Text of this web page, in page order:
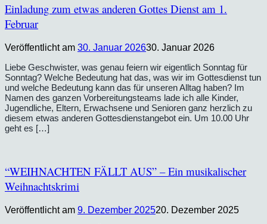
Einladung zum etwas anderen Gottes Dienst am 1.
Februar
Veröffentlicht am 30. Januar 202630. Januar 2026
Liebe Geschwister, was genau feiern wir eigentlich Sonntag für
Sonntag? Welche Bedeutung hat das, was wir im Gottesdienst tun
und welche Bedeutung kann das für unseren Alltag haben? Im
Namen des ganzen Vorbereitungsteams lade ich alle Kinder,
Jugendliche, Eltern, Erwachsene und Senioren ganz herzlich zu
diesem etwas anderen Gottesdienstangebot ein. Um 10.00 Uhr
geht es […]
“WEIHNACHTEN FÄLLT AUS” – Ein musikalischer
Weihnachtskrimi
Veröffentlicht am 9. Dezember 202520. Dezember 2025